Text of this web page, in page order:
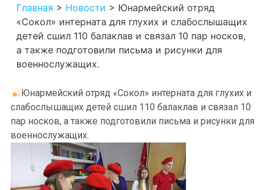
Главная > Новости > Юнармейский отряд
«Сокол» интерната для глухих и слабослышащих
детей сшил 110 балаклав и связал 10 пар носков,
а также подготовили письма и рисунки для
военнослужащих.
Юнармейский отряд «Сокол» интерната для глухих и
слабослышащих детей сшил 110 балаклав и связал 10
пар носков, а также подготовили письма и рисунки для
военнослужащих.